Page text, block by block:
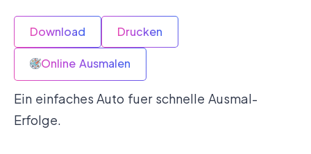
Download Drucken
Online Ausmalen
Ein einfaches Auto fuer schnelle Ausmal-
Erfolge.